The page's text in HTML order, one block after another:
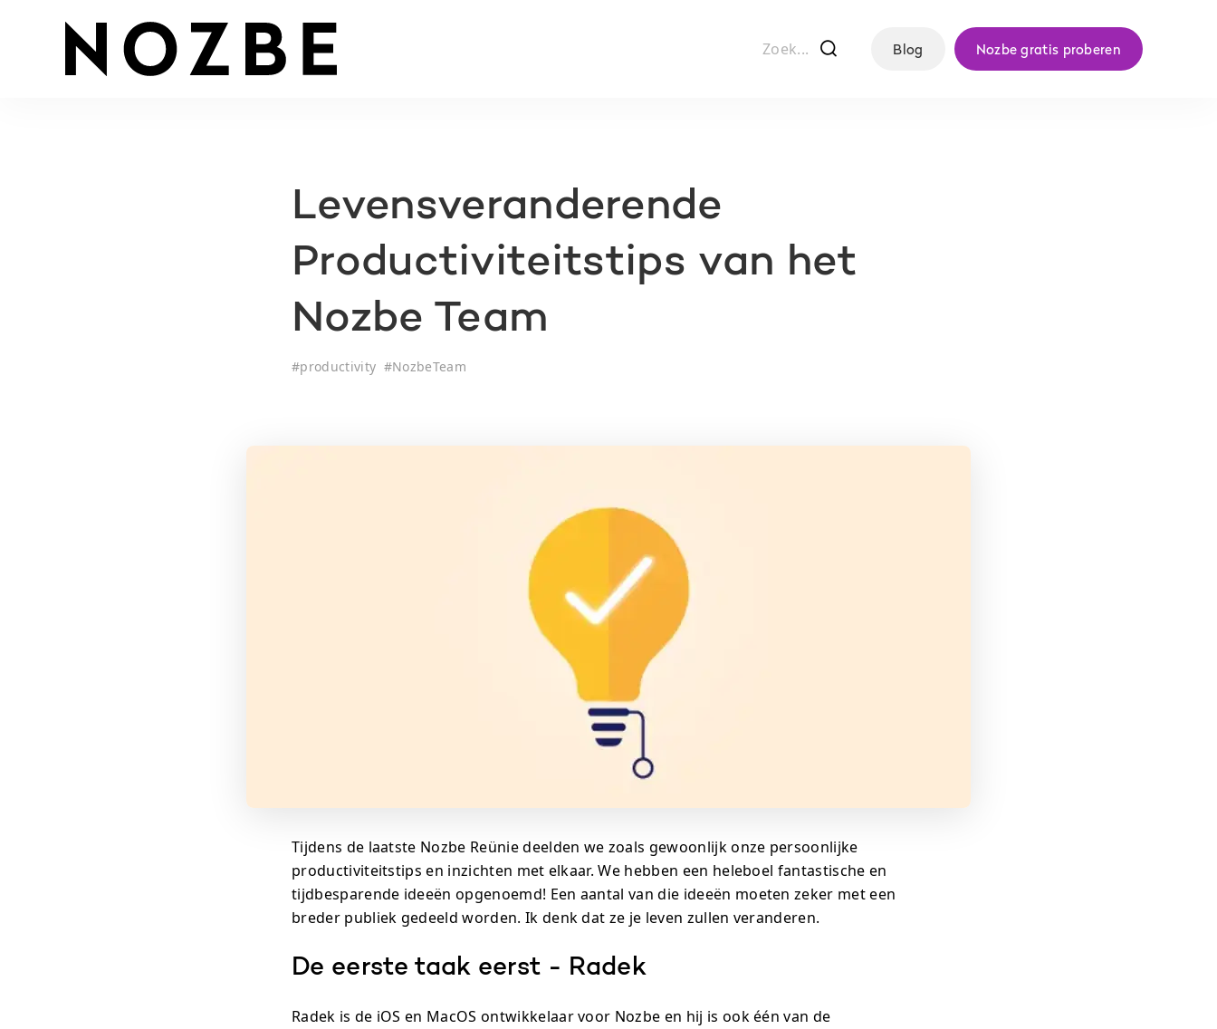
f Blog Nozbe gratis proberen
Levensveranderende
Productiviteitstips van het
Nozbe Team
#productivity #NozbeTeam
Tijdens de laatste Nozbe Reünie deelden we zoals gewoonlijk onze persoonlijke
productiviteitstips en inzichten met elkaar. We hebben een heleboel fantastische en
tijdbesparende ideeën opgenoemd! Een aantal van die ideeën moeten zeker met een
breder publiek gedeeld worden. Ik denk dat ze je leven zullen veranderen.
De eerste taak eerst - Radek
Radek is de iOS en MacOS ontwikkelaar voor Nozbe en hij is ook één van de